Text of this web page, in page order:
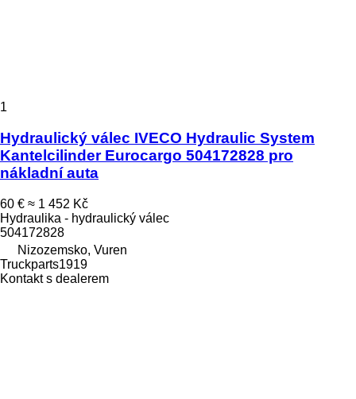
1
Hydraulický válec IVECO Hydraulic System
Kantelcilinder Eurocargo 504172828 pro
nákladní auta
60 € ≈ 1 452 Kč
Hydraulika - hydraulický válec
504172828
Nizozemsko, Vuren
Truckparts1919
Kontakt s dealerem